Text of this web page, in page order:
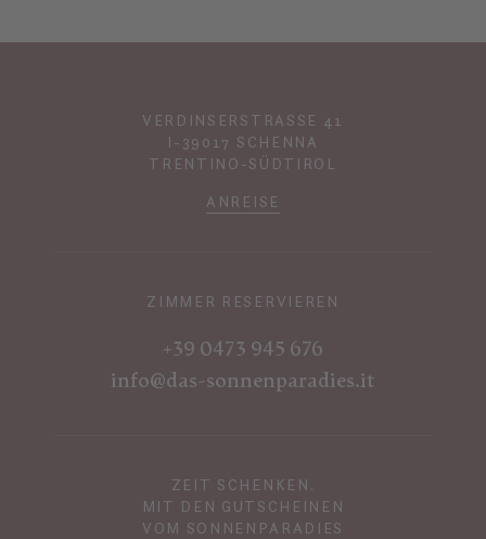
VERDINSERSTRASSE 41
I-39017 SCHENNA
TRENTINO-SÜDTIROL
ANREISE
ZIMMER RESERVIEREN
+39 0473 945 676
info@das-sonnenparadies.it
ZEIT SCHENKEN.
MIT DEN GUTSCHEINEN
VOM SONNENPARADIES